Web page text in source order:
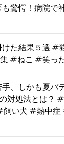
も驚愕！病院で
た結果５選 #
#ねこ #笑っ
、しかも夏バ
対処法とは？
い犬 #熱中症